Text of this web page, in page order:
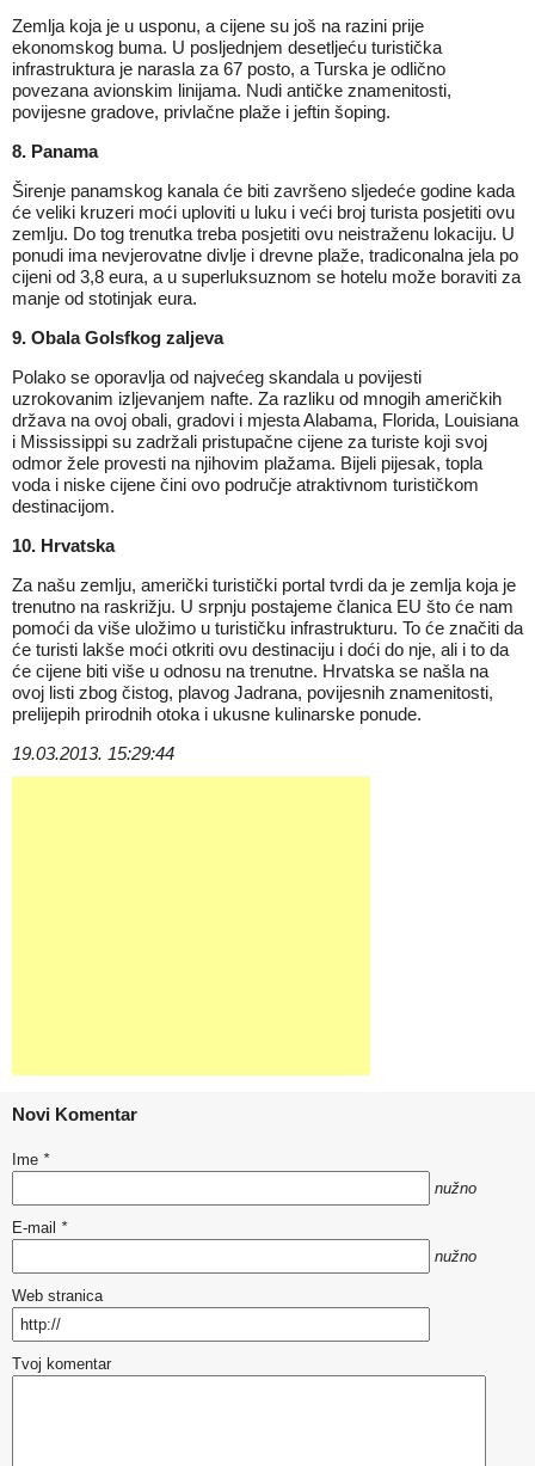
Zemlja koja je u usponu, a cijene su još na razini prije
ekonomskog buma. U posljednjem desetljeću turistička
infrastruktura je narasla za 67 posto, a Turska je odlično
povezana avionskim linijama. Nudi antičke znamenitosti,
povijesne gradove, privlačne plaže i jeftin šoping.
8. Panama
Širenje panamskog kanala će biti završeno sljedeće godine kada
će veliki kruzeri moći uploviti u luku i veći broj turista posjetiti ovu
zemlju. Do tog trenutka treba posjetiti ovu neistraženu lokaciju. U
ponudi ima nevjerovatne divlje i drevne plaže, tradiconalna jela po
cijeni od 3,8 eura, a u superluksuznom se hotelu može boraviti za
manje od stotinjak eura.
9. Obala Golsfkog zaljeva
Polako se oporavlja od najvećeg skandala u povijesti
uzrokovanim izljevanjem nafte. Za razliku od mnogih američkih
država na ovoj obali, gradovi i mjesta Alabama, Florida, Louisiana
i Mississippi su zadržali pristupačne cijene za turiste koji svoj
odmor žele provesti na njihovim plažama. Bijeli pijesak, topla
voda i niske cijene čini ovo područje atraktivnom turističkom
destinacijom.
10. Hrvatska
Za našu zemlju, američki turistički portal tvrdi da je zemlja koja je
trenutno na raskrižju. U srpnju postajeme članica EU što će nam
pomoći da više uložimo u turističku infrastrukturu. To će značiti da
će turisti lakše moći otkriti ovu destinaciju i doći do nje, ali i to da
će cijene biti više u odnosu na trenutne. Hrvatska se našla na
ovoj listi zbog čistog, plavog Jadrana, povijesnih znamenitosti,
prelijepih prirodnih otoka i ukusne kulinarske ponude.
19.03.2013. 15:29:44
Novi Komentar
Ime *
nužno
E-mail *
nužno
Web stranica
Tvoj komentar